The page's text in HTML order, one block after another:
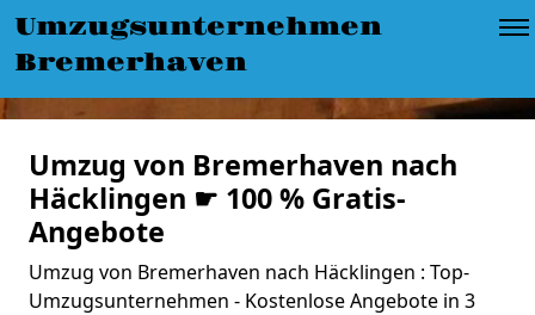
Umzugsunternehmen
Bremerhaven
Umzug von Bremerhaven nach
Häcklingen ☛ 100 % Gratis-
Angebote
Umzug von Bremerhaven nach Häcklingen : Top-
Umzugsunternehmen - Kostenlose Angebote in 3